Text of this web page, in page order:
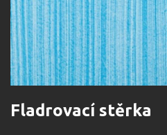
Fladrovací stěrka